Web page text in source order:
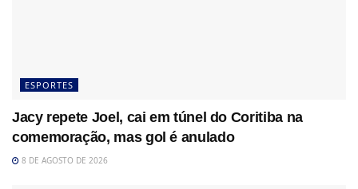
ESPORTES
Jacy repete Joel, cai em túnel do Coritiba na
comemoração, mas gol é anulado
8 DE AGOSTO DE 2026